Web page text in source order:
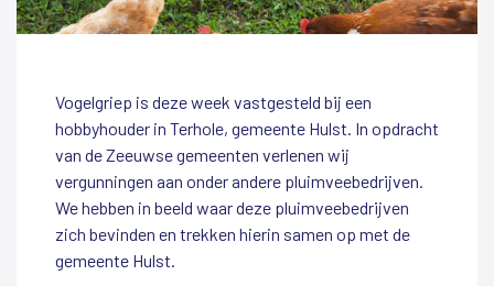
Vogelgriep is deze week vastgesteld bij een
hobbyhouder in Terhole, gemeente Hulst. In opdracht
van de Zeeuwse gemeenten verlenen wij
vergunningen aan onder andere pluimveebedrijven.
We hebben in beeld waar deze pluimveebedrijven
zich bevinden en trekken hierin samen op met de
gemeente Hulst.